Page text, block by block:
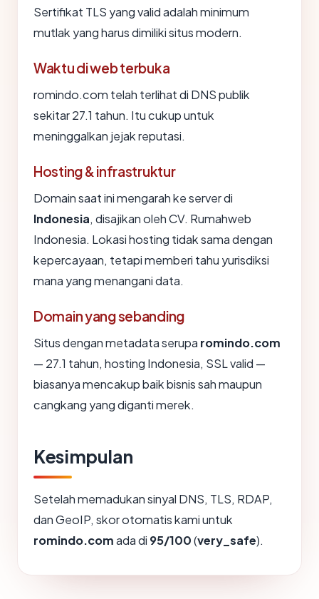
Sertifikat TLS yang valid adalah minimum
mutlak yang harus dimiliki situs modern.
Waktu di web terbuka
romindo.com telah terlihat di DNS publik
sekitar 27.1 tahun. Itu cukup untuk
meninggalkan jejak reputasi.
Hosting & infrastruktur
Domain saat ini mengarah ke server di
Indonesia, disajikan oleh CV. Rumahweb
Indonesia. Lokasi hosting tidak sama dengan
kepercayaan, tetapi memberi tahu yurisdiksi
mana yang menangani data.
Domain yang sebanding
Situs dengan metadata serupa romindo.com
— 27.1 tahun, hosting Indonesia, SSL valid —
biasanya mencakup baik bisnis sah maupun
cangkang yang diganti merek.
Kesimpulan
Setelah memadukan sinyal DNS, TLS, RDAP,
dan GeoIP, skor otomatis kami untuk
romindo.comada di 95/100(very_safe).